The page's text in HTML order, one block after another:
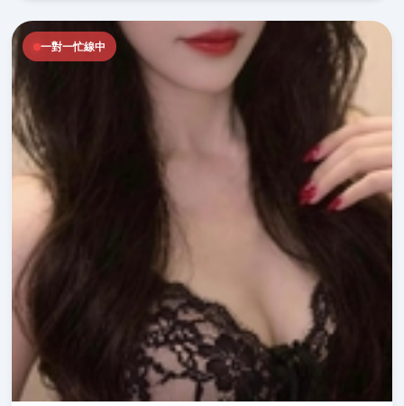
一對一忙線中